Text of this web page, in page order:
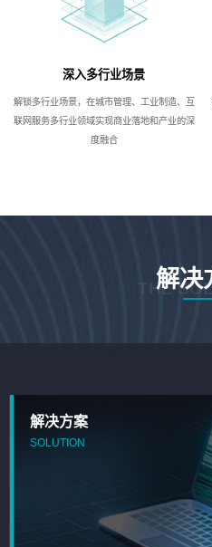
深入多行业场景
解锁多行业场景，在城市管理、工业制造、互
联网服务多行业领域实现商业落地和产业的深
度融合
解决
THE
解决方案
SOLUTION